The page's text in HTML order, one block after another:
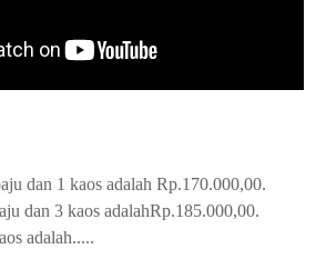
dan 1 kaos adalah Rp.170.000,00.
dan 3 kaos adalahRp.185.000,00.
adalah.....